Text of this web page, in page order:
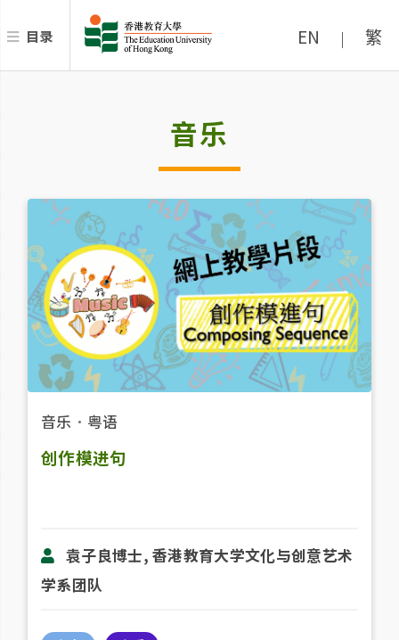
目录 EN | 繁
音乐
音乐 ． 粤语
创作模进句
袁子良博士, 香港教育大学文化与创意艺术
学系团队